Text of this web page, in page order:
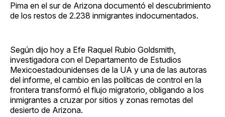
Pima en el sur de Arizona documentó el descubrimiento
de los restos de 2.238 inmigrantes indocumentados.
Según dijo hoy a Efe Raquel Rubio Goldsmith,
investigadora con el Departamento de Estudios
Mexicoestadounidenses de la UA y una de las autoras
del informe, el cambio en las políticas de control en la
frontera transformó el flujo migratorio, obligando a los
inmigrantes a cruzar por sitios y zonas remotas del
desierto de Arizona.